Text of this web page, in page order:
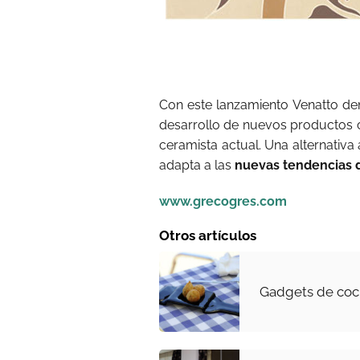
Con este lanzamiento Venatto
desarrollo de nuevos productos
ceramista actual. Una
adapta a las nuevas tendencias
www.grecogres.com
Otros artículos
Gadgets de